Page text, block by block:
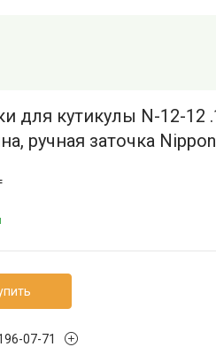
для кутикулы N-12-12
ручная заточка
07-71